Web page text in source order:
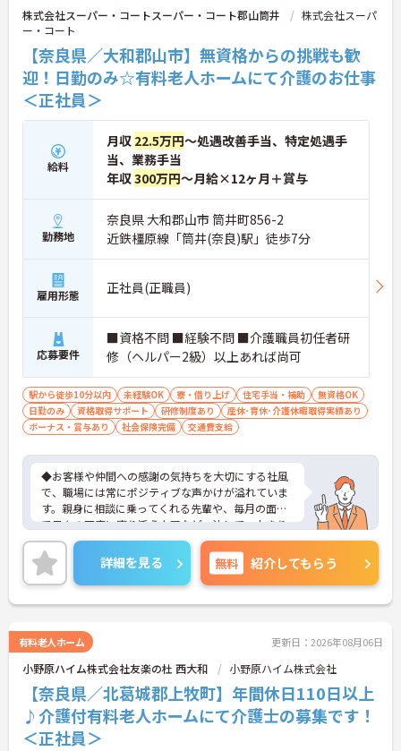
また、「もっとこうしたら良くなるかも！」という
現場の小さなアイデアを大切にしており、入社1日
目から誰でもいくつでも提案できる「フジキャタ提
案」制度があり、毎月役員がすべての提案に目を通
します。自分の気づきが実際のサービス向上につな
がるため、やりがいを持って仕事に取り組めます。
株式会社スーパー・コートスーパー・コート郡山筒井
株式会社スーパ
ー・コート
【奈良県／大和郡山市】無資格からの挑戦も歓
迎！日勤のみ☆有料老人ホームにて介護のお仕事
＜正社員＞
給料
月収 22.5万円～処遇改善手当、特定処遇手
当、業務手当
年収300万円～月給×12ヶ月＋賞与
勤務地
奈良県 大和郡山市 筒井町856-2
近鉄橿原線「筒井(奈良)駅」徒歩7分
雇用形態 正社員(正職員)
応募要件
■資格不問 ■経験不問 ■介護職員初任者研
修（ヘルパー2級）以上あれば尚可
駅から徒歩10分以内 未経験OK 寮・借り上げ 住宅手当・補助
無資格OK
日勤のみ
資格取得サポート 研修制度あり
産休･育休･介護休暇取得実績あり
ボーナス・賞与あり
社会保険完備 交通費支給
◆お客様や仲間への感謝の気持ちを大切にする社風
で、職場には常にポジティブな声かけが溢れていま
す。親身に相談に乗ってくれる先輩や、毎月の面談
で日々の不安に寄り添う上司など、決して一人きり
にさせないフォロー体制が万全。心理的安全性が高
く、中途入社でも自然と馴染める職場です。
◆無資格からでもプロフェッショナルを目指せる
「資格取得支援制度」を完備しています。初任者研
修から国家資格である介護福祉士まで、現場での実
けて資格取得に挑戦できます。
◆法人独自の介護技術認定制度「ケアマイスター」
により、身につけたスキルを5段階でしっかり評価
し手当で還元。さらに「目標管理シート」を用いた
月1回の上司との面談があり、一人ひとりの不安や
目標に寄り添う手厚いフォロー体制が整っていま
す。
詳細を見る 無料 紹介してもらう
有料老人ホーム 更新日：2026年08月06日
小野原ハイム株式会社友楽の杜 西大和 小野原ハイム株式会社
【奈良県／北葛城郡上牧町】年間休日110日以上
♪介護付有料老人ホームにて介護士の募集です！
＜正社員＞